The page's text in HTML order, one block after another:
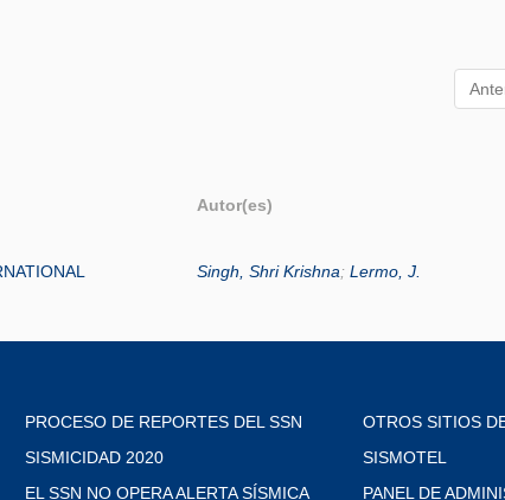
Autor(es)
Singh, Shri Krishna; Lermo, J.
PROCESO DE REPORTES DEL SSN
SISMICIDAD 2020
EL SSN NO OPERA ALERTA SÍSMICA
OTROS SITIOS
SISMOTEL
PANEL DE